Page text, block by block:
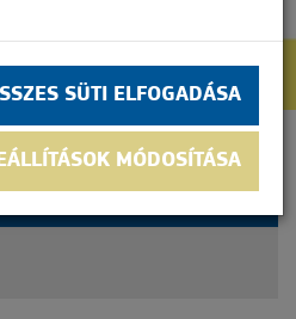
SÜTI ELFOGADÁSA
MÓDOSÍTÁSA